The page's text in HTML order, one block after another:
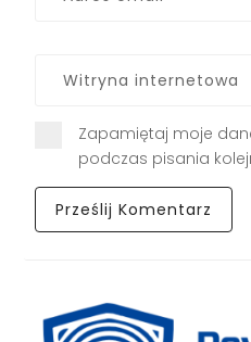
Zapamiętaj moje
podczas pisania